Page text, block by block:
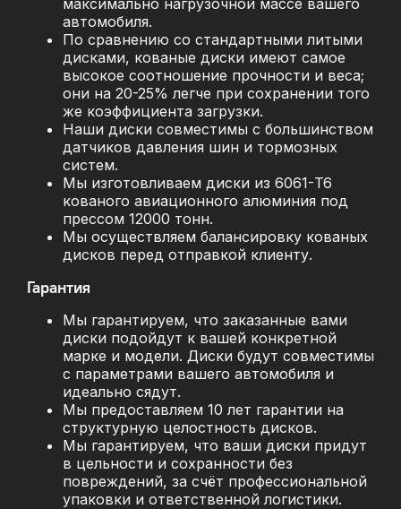
автомобиля.
По сравнению со стандартными литыми
дисками, кованые диски имеют самое
высокое соотношение прочности и веса;
они на 20-25% легче при сохранении того
же коэффициента загрузки.
Наши диски совместимы с большинством
датчиков давления шин и тормозных
систем.
Мы изготовливаем диски из 6061-T6
кованого авиационного алюминия под
прессом 12000 тонн.
Мы осуществляем балансировку кованых
дисков перед отправкой клиенту.
Гарантия
Мы гарантируем, что заказанные вами
диски подойдут к вашей конкретной
марке и модели. Диски будут совместимы
с параметрами вашего автомобиля и
идеально сядут.
Мы предоставляем 10 лет гарантии на
структурную целостность дисков.
Мы гарантируем, что ваши диски придут
в цельности и сохранности без
повреждений, за счёт профессиональной
упаковки и ответственной логистики.